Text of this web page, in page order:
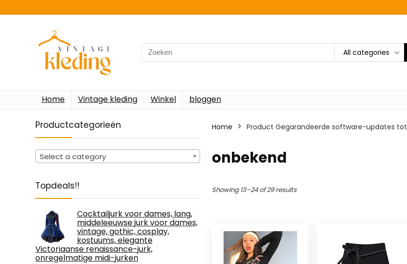
Search
for:
All categories
Home Vintage kleding Winkel bloggen
Productcategorieën
Select a category
Topdeals!!
Cocktailjurk voor dames, lang,
middeleeuwse jurk voor dames,
vintage, gothic, cosplay,
kostuums, elegante
Victoriaanse renaissance-jurk,
onregelmatige midi-jurken
Home Product Gegarandeerde software-updates tot
‎onbekend
Showing 13–24 of 29 results